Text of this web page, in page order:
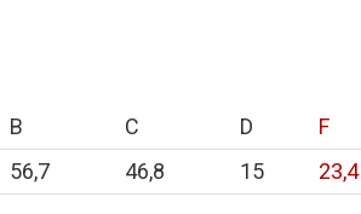
B C D F
56,7 46,8 15 23,4